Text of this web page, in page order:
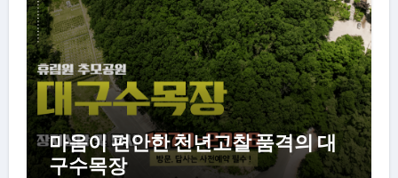
마음이 편안한 천년고찰 품격의 대
구수목장